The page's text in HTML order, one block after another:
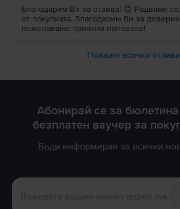
Благодарим Ви за отзива! 😊 Радваме
от покупката. Благодарим Ви за
пожелаваме приятно ползване!
Покажи всички отзиви
Абонирай се за
безплатен ваучер за
Бъди информиран за всички